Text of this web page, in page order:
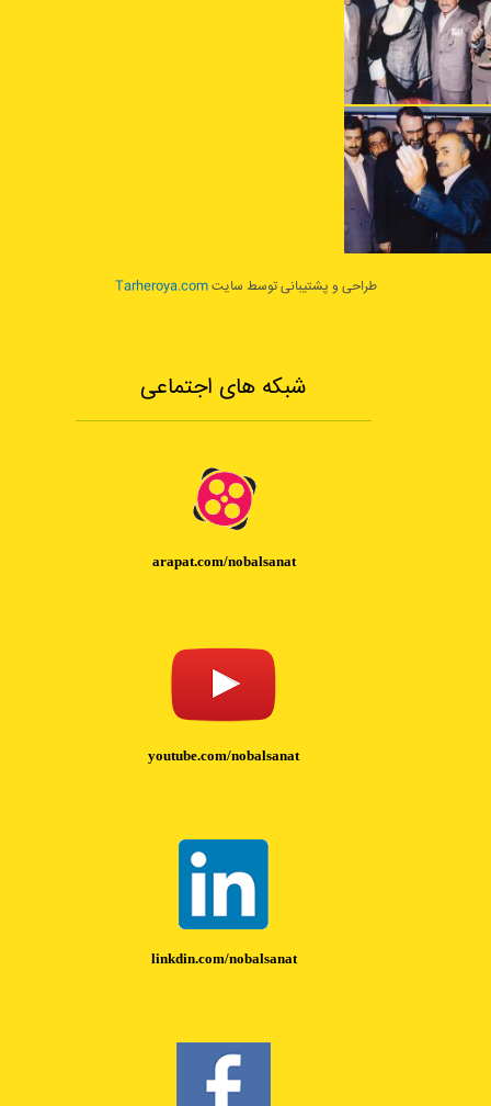
طراحی و پشتیبانی توسط سایتTarheroya.com
شبکه های اجتماعی
arapat.com/nobalsanat
youtube.com/nobalsanat
linkdin.com/nobalsanat